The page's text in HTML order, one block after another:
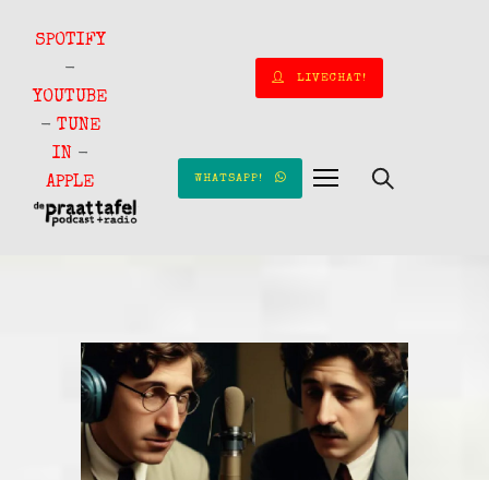
SPOTIFY
-
YOUTUBE
- TUNE
IN -
APPLE
LIVECHAT!
WHATSAPP!